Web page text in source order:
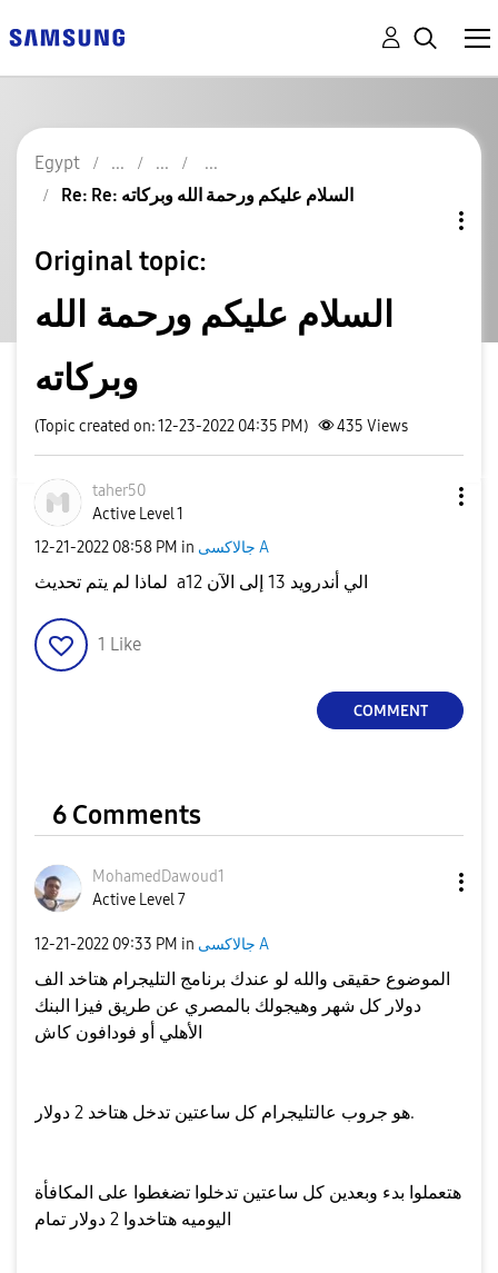
Egypt
Re: Re: السلام عليكم ورحمة الله وبركاته
Original topic:
السلام عليكم ورحمة الله
وبركاته
(Topic created on: 12-23-2022 04:35 PM) 435 Views
taher50
Active Level 1
‎12-21-2022 08:58 PM in جالاكسى A
1 Like
COMMENT
6 Comments
MohamedDawoud1
Active Level 7
‎12-21-2022 09:33 PM in جالاكسى A
الموضوع حقيقى والله لو عندك برنامج التليجرام هتاخد الف
دولار كل شهر وهيجولك بالمصري عن طريق فيزا البنك
الأهلي أو فودافون كاش
هو جروب عالتليجرام كل ساعتين تدخل هتاخد 2 دولار.
هتعملوا بدء وبعدين كل ساعتين تدخلوا تضغطوا على المكافأة
اليوميه هتاخدوا 2 دولار تمام